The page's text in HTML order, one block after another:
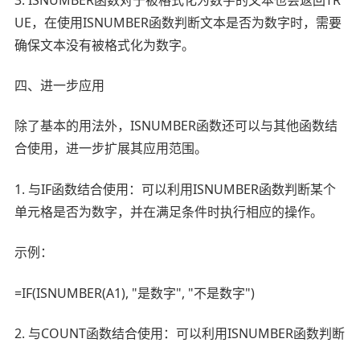
UE，在使用ISNUMBER函数判断文本是否为数字时，需要
确保文本没有被格式化为数字。
四、进一步应用
除了基本的用法外，ISNUMBER函数还可以与其他函数结
合使用，进一步扩展其应用范围。
1. 与IF函数结合使用：可以利用ISNUMBER函数判断某个
单元格是否为数字，并在满足条件时执行相应的操作。
示例：
=IF(ISNUMBER(A1), "是数字", "不是数字")
2. 与COUNT函数结合使用：可以利用ISNUMBER函数判断